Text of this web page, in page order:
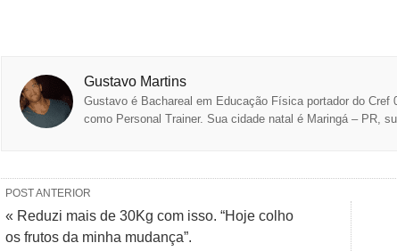
Gustavo Martins
Gustavo é Bachareal em Educação Física portador do Cref
como Personal Trainer. Sua cidade natal é Maringá – PR,
POST ANTERIOR
« Reduzi mais de 30Kg com isso. “Hoje colho
os frutos da minha mudança”.